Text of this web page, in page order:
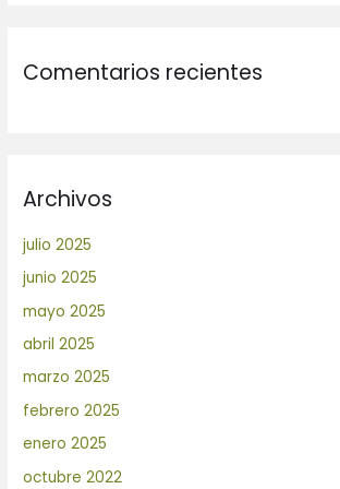
Comentarios recientes
Archivos
julio 2025
junio 2025
mayo 2025
abril 2025
marzo 2025
febrero 2025
enero 2025
octubre 2022